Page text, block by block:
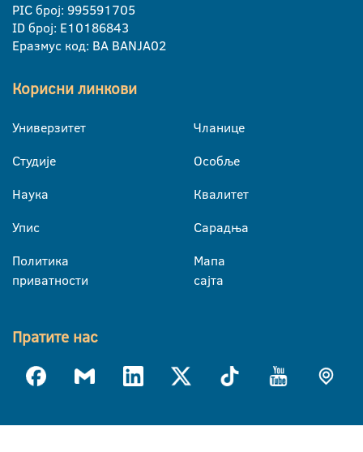
PIC број: 995591705
ID број: E10186843
Еразмус код: BA BANJA02
Корисни линкови
Универзитет
Студије
Наука
Упис
Политика
приватности
Чланице
Особље
Квалитет
Сарадња
Мапа
сајта
Пратите нас